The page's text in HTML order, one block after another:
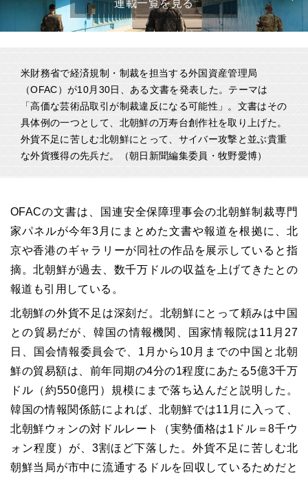
連載一覧を見る
米財務省で経済規制・制裁を担当する外国資産管理局
（OFAC）が10月30日、ある文書を発表した。テーマは
「高価な芸術品取引が制裁違反になる可能性」。文書はその
具体例の一つとして、北朝鮮の万寿台創作社を取り上げた。
外貨不足に苦しむ北朝鮮にとって、サイバー攻撃と並ぶ貴重
な外貨獲得の先兵だ。（朝日新聞編集委員・牧野愛博）
OFACの文書は、国連安全保障理事会の北朝鮮制裁専門
家パネルが今年3月にまとめた文書や報道を根拠に、北
京や香港のギャラリーが同社の作品を展示していると指
摘。北朝鮮が過去、数千万ドルの収益を上げてきたとの
報道も引用している。
北朝鮮の外貨不足は深刻だ。北朝鮮にとって頼みは中国
との貿易だが、韓国の情報機関、国家情報院は11月27
日、国会情報委員会で、1月から10月までの中国と北朝
鮮の貿易額は、前年同期の4分の1程度にあたる5億3千万
ドル（約550億円）規模にまで落ち込んだと説明した。
韓国の情報関係筋によれば、北朝鮮では11月に入って、
北朝鮮ウォンの対ドルレート（実勢価格は1ドル＝8千ウ
ォン程度）が、3割ほど下落した。外貨不足に苦しむ北
朝鮮当局が市中に流通するドルを回収しているためだと